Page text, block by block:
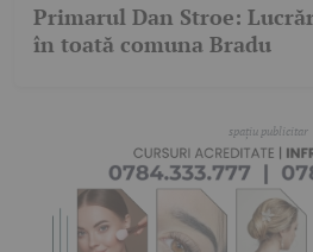
Primarul Dan Stroe:
în toată comuna Bradu